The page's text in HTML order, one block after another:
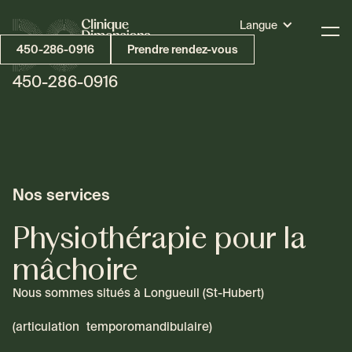
450-286-0916
Langue
450-286-0916
Prendre rendez-vous
Nos services
Physiothérapie pour la
mâchoire
Nous sommes situés à Longueuil (St-Hubert)
(articulation temporomandibulaire)